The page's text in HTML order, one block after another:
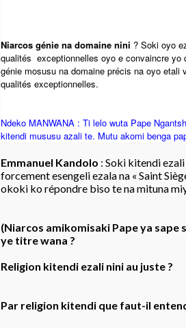
Niarcos génie na domaine nini ? Soki oyo
qualités exceptionnelles oyo e convaincre yo
génie mosusu na domaine précis na oyo
qualités exceptionnelles.
Ndeko MANWANA : Ti lelo wuta Pape
kitendi mususu azali te. Mutu akomi benga
Emmanuel Kandolo : Soki kitendi
forcement esengeli ezala na « Saint
okoki ko répondre biso te na mituna
(Niarcos amikomisaki Pape ya sape
ye titre wana ?
Religion kitendi ezali nini au juste ?
Par religion kitendi que faut-il